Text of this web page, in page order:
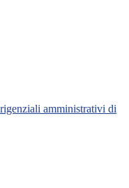
amministrativi di